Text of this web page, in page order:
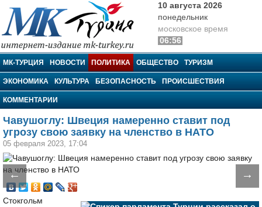
МК-Турция
10 августа 2026
понедельник
московское время
06:56
МК-ТУРЦИЯ НОВОСТИ ПОЛИТИКА ОБЩЕСТВО ТУРИЗМ
ЭКОНОМИКА КУЛЬТУРА БЕЗОПАСНОСТЬ ПРОИСШЕСТВИЯ
КОММЕНТАРИИ
Чавушоглу: Швеция намеренно ставит под
угрозу свою заявку на членство в НАТО
05 февраля 2023, 17:04
← →
Стокгольм